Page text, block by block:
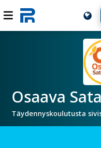
Osaava
Täydennyskoulutusta